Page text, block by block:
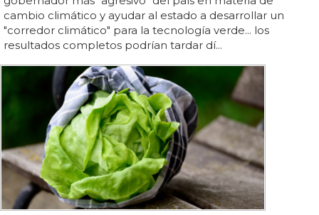
cambio climático y ayudar al estado a desarrollar un
"corredor climático" para la tecnología verde... los
resultados completos podrían tardar dí...